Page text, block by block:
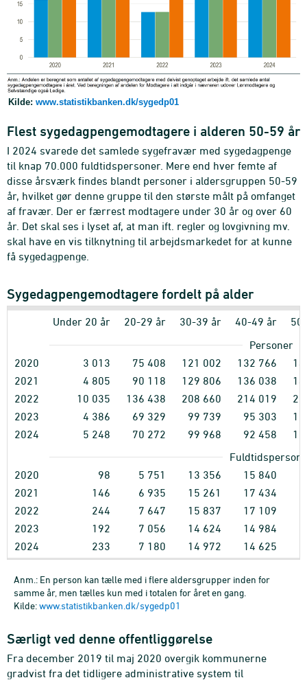
Kilde: www.statistikbanken.dk/sygedp01
Flest sygedagpengemodtagere i alderen 50-59 år
I 2024 svarede det samlede sygefravær med sygedagpenge
til knap 70.000 fuldtidspersoner. Mere end hver femte af
disse årsværk findes blandt personer i aldersgruppen 50-59
år, hvilket gør denne gruppe til den største målt på omfanget
af fravær. Der er færrest modtagere under 30 år og over 60
år. Det skal ses i lyset af, at man ift. regler og lovgivning mv.
skal have en vis tilknytning til arbejdsmarkedet for at kunne
få sygedagpenge.
Sygedagpengemodtagere fordelt på alder
Under 20 år 20-29 år 30-39 år 40-49 år
Personer
2020
3 013 75 408 121 002 132 766
2021
4 805 90 118 129 806 136 038
2022
10 035 136 438 208 660 214 019
2023
4 386 69 329 99 739 95 303
2024
5 248 70 272 99 968 92 458
2020
98 5 751 13 356 15 840
2021
146 6 935 15 261 17 434
2022
244 7 647 15 837 17 109
2023
192 7 056 14 624 14 984
2024
233 7 180 14 972 14 625
Anm.: En person kan tælle med i flere aldersgrupper inden for
samme år, men tælles kun med i totalen for året en gang.
Kilde:www.statistikbanken.dk/sygedp01
Særligt ved denne offentliggørelse
Fra december 2019 til maj 2020 overgik kommunerne
gradvist fra det tidligere administrative system til